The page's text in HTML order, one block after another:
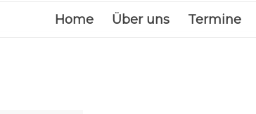
Home Über uns Termine